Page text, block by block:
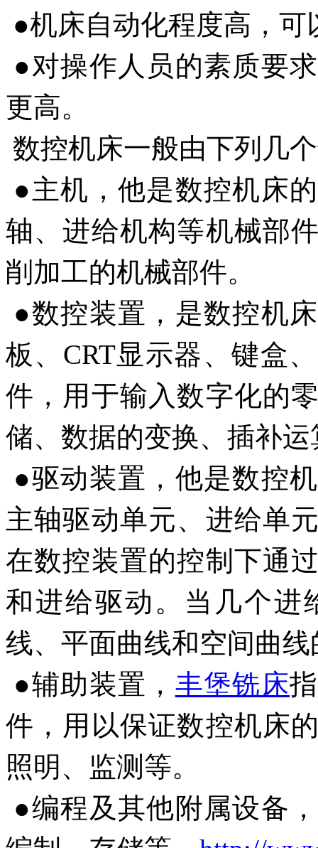
●机床自动化程度高，
●对操作人员的素质要
更高。
数控机床一般由下列几
●主机，他是数控机床
轴、进给机构等机械部
削加工的机械部件。
●数控装置，是数控机
板、CRT显示器、键盒
件，用于输入数字化的
储、数据的变换、插补
●驱动装置，他是数控
主轴驱动单元、进给单
在数控装置的控制下通
和进给驱动。当几个进
线、平面曲线和空间曲
●辅助装置， 丰堡铣床
件，用以保证数控机床
照明、监测等。
●编程及其他附属设备